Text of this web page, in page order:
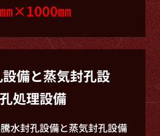
×1000㎜
備と蒸気封孔設
処理設備
水封孔設備と蒸気封孔設備